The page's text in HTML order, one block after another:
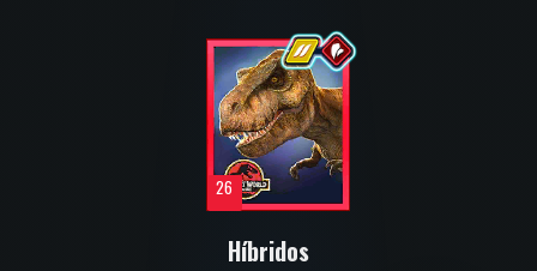
26
Híbridos